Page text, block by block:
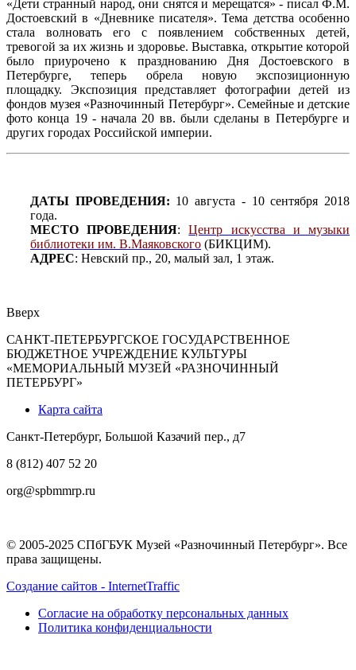
«Дети странный народ, они снятся и мерещатся» - писал Ф.М.
Достоевский в «Дневнике писателя». Тема детства особенно
стала волновать его с появлением собственных детей,
тревогой за их жизнь и здоровье. Выставка, открытие которой
было приурочено к празднованию Дня Достоевского в
Петербурге, теперь обрела новую экспозиционную
площадку. Экспозиция представляет фотографии детей из
фондов музея «Разночинный Петербург». Семейные и детские
фото конца 19 - начала 20 вв. были сделаны в Петербурге и
других городах Российской империи.
ДАТЫ ПРОВЕДЕНИЯ: 10 августа - 10 сентября 2018
года.
МЕСТО ПРОВЕДЕНИЯ:Центр искусства и музыки
библиотеки им. В.Маяковского (БИКЦИМ).
АДРЕС: Невский пр., 20, малый зал, 1 этаж.
Вверх
САНКТ-ПЕТЕРБУРГСКОЕ ГОСУДАРСТВЕННОЕ
БЮДЖЕТНОЕ УЧРЕЖДЕНИЕ КУЛЬТУРЫ
«МЕМОРИАЛЬНЫЙ МУЗЕЙ «РАЗНОЧИННЫЙ
ПЕТЕРБУРГ»
Карта сайта
Санкт-Петербург, Большой Казачий пер., д7
8 (812) 407 52 20
org@spbmmrp.ru
© 2005-2025 СПбГБУК Музей «Разночинный Петербург». Все
права защищены.
Создание сайтов - InternetTraffic
Согласие на обработку персональных данных
Политика конфиденциальности